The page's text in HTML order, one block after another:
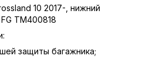
10 2017-, нижний
TM400818
защиты багажника;